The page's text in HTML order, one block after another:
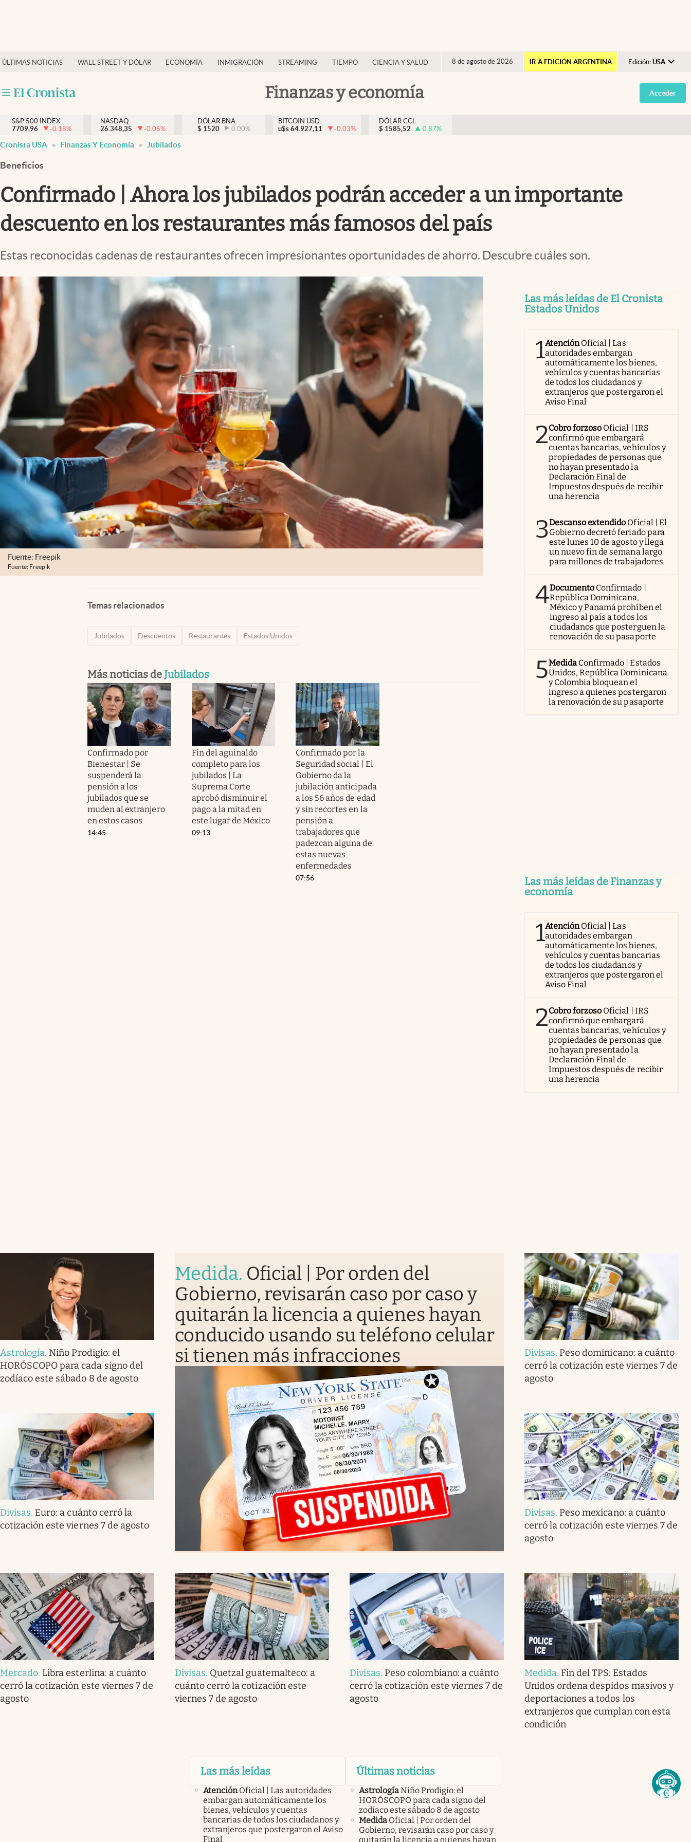
ÚLTIMAS NOTICIAS WALL STREET Y DÓLAR ECONOMÍA INMIGRACIÓN STREAMING TIEMPO CIENCIA Y SALUD 8 de agosto de 2026 IR A EDICIÓN ARGENTINA Edición: USA
Argentina
España
Finanzas y economía
Finanzas y economía
Inmigración
Trending
Streaming
PC y mobile
Acceder
S&P 500 INDEX
7709,96
-0.18%
NASDAQ
26.348,35
-0.06%
DÓLAR BNA
$ 1520 0.00%
BITCOIN USD
u$s 64.927,11 -0.03%
DÓLAR CCL
$ 1585,52 0.87%
Cronista USA Finanzas Y Economía Jubilados
Beneficios
Confirmado | Ahora los jubilados podrán acceder a un importante
descuento en los restaurantes más famosos del país
Estas reconocidas cadenas de restaurantes ofrecen impresionantes oportunidades de ahorro. Descubre cuáles son.
Fuente: Freepik
Fuente: Freepik
Temas relacionados
Jubilados Descuentos Restaurantes Estados Unidos
Más noticias deJubilados
Confirmado por
Bienestar | Se
suspenderá la
pensión a los
jubilados que se
muden al extranjero
en estos casos
14:45
Fin del aguinaldo
completo para los
jubilados | La
Suprema Corte
aprobó disminuir el
pago a la mitad en
este lugar de México
09:13
Confirmado por la
Seguridad social | El
Gobierno da la
jubilación anticipada
a los 56 años de edad
y sin recortes en la
pensión a
trabajadores que
padezcan alguna de
estas nuevas
enfermedades
07:56
Las más leídas de El Cronista
Estados Unidos
1AtenciónOficial | Las
autoridades embargan
automáticamente los bienes,
vehículos y cuentas bancarias
de todos los ciudadanos y
extranjeros que postergaron el
Aviso Final
2Cobro forzoso Oficial | IRS
confirmó que embargará
cuentas bancarias, vehículos y
propiedades de personas que
no hayan presentado la
Declaración Final de
Impuestos después de recibir
una herencia
3Descanso extendido Oficial | El
Gobierno decretó feriado para
este lunes 10 de agosto y llega
un nuevo fin de semana largo
para millones de trabajadores
4Documento Confirmado |
República Dominicana,
México y Panamá prohíben el
ingreso al país a todos los
ciudadanos que posterguen la
renovación de su pasaporte
5Medida Confirmado | Estados
Unidos, República Dominicana
y Colombia bloquean el
ingreso a quienes postergaron
la renovación de su pasaporte
Las más leídas de Finanzas y
economía
1AtenciónOficial | Las
autoridades embargan
automáticamente los bienes,
vehículos y cuentas bancarias
de todos los ciudadanos y
extranjeros que postergaron el
Aviso Final
2Cobro forzoso Oficial | IRS
confirmó que embargará
cuentas bancarias, vehículos y
propiedades de personas que
no hayan presentado la
Declaración Final de
Impuestos después de recibir
una herencia
Astrología. Niño Prodigio: el
HORÓSCOPO para cada signo del
zodíaco este sábado 8 de agosto
Medida. Oficial | Por orden del
Gobierno, revisarán caso por caso y
quitarán la licencia a quienes hayan
conducido usando su teléfono celular
si tienen más infracciones
Divisas. Peso dominicano: a cuánto
cerró la cotización este viernes 7 de
agosto
Divisas. Euro: a cuánto cerró la
cotización este viernes 7 de agosto
Divisas. Peso mexicano: a cuánto
cerró la cotización este viernes 7 de
agosto
Mercado. Libra esterlina: a cuánto
cerró la cotización este viernes 7 de
agosto
Divisas. Quetzal guatemalteco: a
cuánto cerró la cotización este
viernes 7 de agosto
Divisas. Peso colombiano: a cuánto
cerró la cotización este viernes 7 de
agosto
Medida. Fin del TPS: Estados
Unidos ordena despidos masivos y
deportaciones a todos los
extranjeros que cumplan con esta
condición
Las más leídas
Atención Oficial | Las autoridades
embargan automáticamente los
bienes, vehículos y cuentas
bancarias de todos los ciudadanos y
extranjeros que postergaron el Aviso
Final
Últimas noticias
AstrologíaNiño Prodigio: el
HORÓSCOPO para cada signo del
zodíaco este sábado 8 de agosto
Medida Oficial | Por orden del
Gobierno, revisarán caso por caso y
quitarán la licencia a quienes hayan